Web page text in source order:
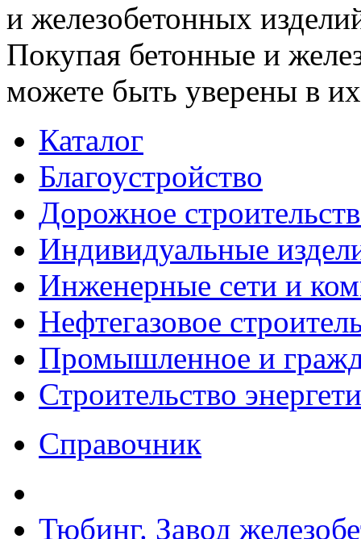
и железобетонных
Покупая бетонные и
можете быть уверены в их
Каталог
Благоустройство
Дорожное
Индивидуальные
Инженерные сети и
Нефтегазовое
Промышленное и
Строительство
Справочник
Тюбинг. Завод